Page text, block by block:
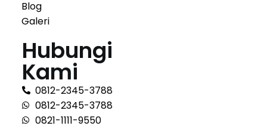
Blog
Galeri
Hubungi
Kami
0812-2345-3788
0812-2345-3788
0821-1111-9550